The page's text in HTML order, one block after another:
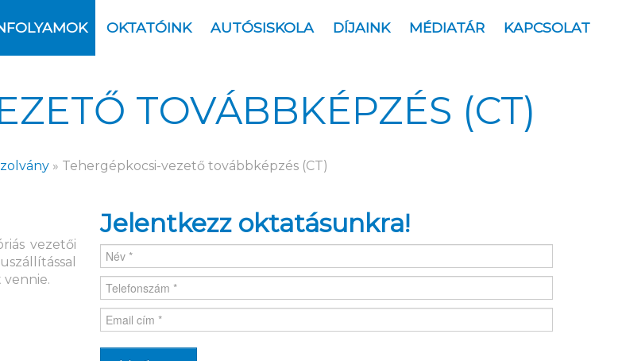
OKTATÓINK AUTÓSISKOLA DÍJAINK MÉDIATÁR KAPCSOLAT
TOVÁBBKÉPZÉS (CT)
» Tehergépkocsi-vezető továbbképzés (CT)
vezetői
Jelentkezz oktatásunkra!